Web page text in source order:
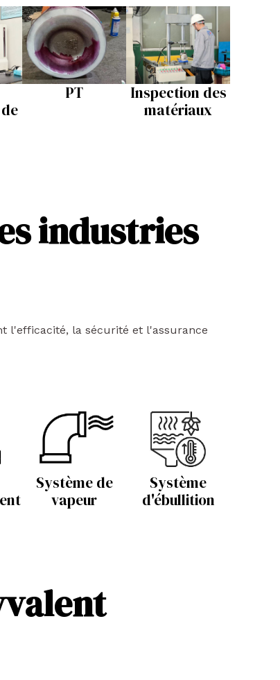
PT
Inspection des
matériaux
industries
l'efficacité, la sécurité et l'assurance
Système de
vapeur
Système
d'ébullition